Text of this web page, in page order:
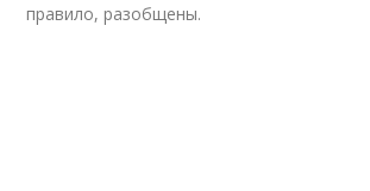
правило, разобщены.